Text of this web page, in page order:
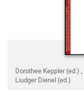
Dorothee Keppler (ed.) ,
Liudger Dienel (ed.)